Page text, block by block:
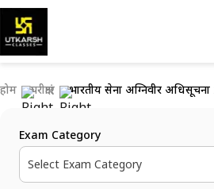
होम परीक्षाएं
Exam Category
Select Exam Category